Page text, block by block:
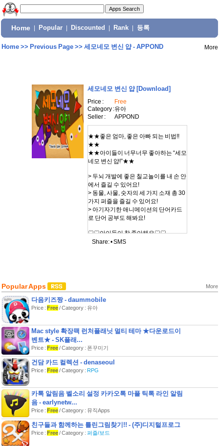
Home Popular Discounted Rank 등록
Home>> Previous Page>> 세모네모 변신 얍 - APPOND More
세모네모 변신 얍[Download]
Price :
Free
Category :유아
Seller :
APPOND
★★좋은 엄마, 좋은 아빠 되는 비법!!
★★
★★아이들이 너무너무 좋아하는 “세모
네모 변신 얍!”★★
> 두뇌 개발에 좋은 칠교놀이를 내 손 안
에서 즐길 수 있어요!
> 동물, 사물, 숫자의 세 가지 소재 총 30
가지 퍼즐을 즐길 수 있어요!
> 아기자기한 애니메이션의 단어카드
로 단어 공부도 해봐요!
♡♡아이들이 참 좋아해요♡♡
류대탐험 1탄],
[조류대탐험 2탄], [사막 대탐험], [북극
[열대지방 대탐험], [숲속 대탐험] , [초원
[습지 대탐험], [바닷속 친구들]
2. 유아용 공부카드시리즈!!
[악기교실 카드], [야채농장 카드], [우리
함께하는 한글카드 1탄]
[가자 동물원], [북극대탐험], [조류대탐
험], [정글친구들]
Share: •SMS
Popular Apps More
다음키즈짱 - daummobile
Price : Free/ Category : 유아
Mac style 확장팩 런처플래닛 멀티 테마 ★다운로드이
벤트★ - SK플래...
Price : Free/ Category : 폰꾸미기
건담 카드 컬렉션 - denaseoul
Price : Free/ Category : RPG
카톡 알림음 벨소리 설정 카카오톡 마플 틱톡 라인 알림
음 - earlynetw...
Price : Free/ Category : 뮤직Apps
친구들과 함께하는 틀린그림찾기!! - (주)디지털프로그
Price : Free/ Category : 퍼즐/보드